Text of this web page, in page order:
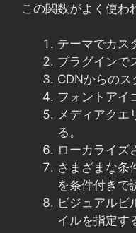
この関数がよく使わ
テーマでカス
プラグインで
CDNからのス
フォントアイ
メディアクエ
る。
ローカライズ
さまざまな条
を条件付きで
ビジュアルビ
イルを指定す